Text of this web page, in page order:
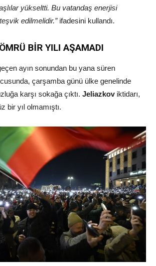
yükseltti. Bu vatandaş enerjisi
edilmelidir.”ifadesini kullandı.
BİR YILI AŞAMADI
ayın sonundan bu yana süren
çarşamba günü ülke genelinde
karşı sokağa çıktı. Jeliazkoviktidarı,
bir yıl olmamıştı.